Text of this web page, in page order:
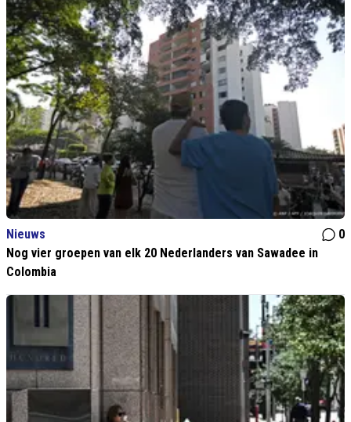
Nieuws
0
Nog vier groepen van elk 20 Nederlanders van Sawadee in
Colombia